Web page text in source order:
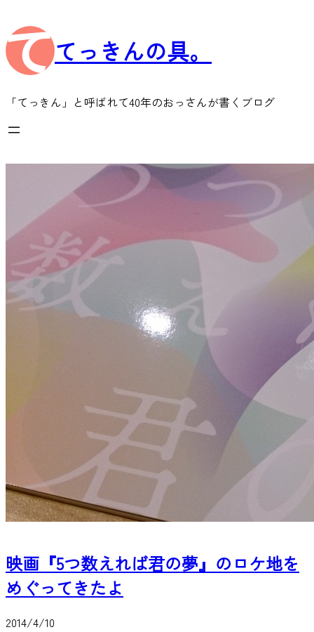
容
を
ス
ッ
てっきんの具。
「てっきん」と呼ばれて40年のおっさんが書くブログ
映画『5つ数えれば君の夢』のロケ地を
めぐってきたよ
2014/4/10